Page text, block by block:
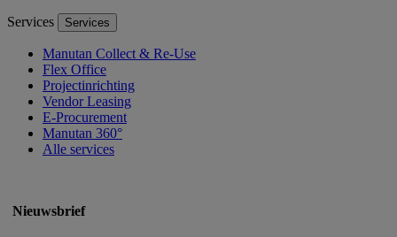
Services Services
Manutan Collect & Re-Use
Flex Office
Projectinrichting
Vendor Leasing
E-Procurement
Manutan 360°
Alle services
Nieuwsbrief